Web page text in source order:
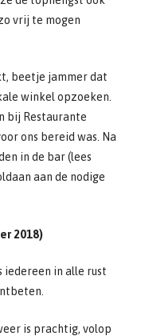
vrij te mogen
beetje jammer dat
winkel opzoeken.
bij Restaurante
ons bereid was. Na
in de bar (lees
aan de nodige
2018)
iedereen in alle rust
is prachtig, volop